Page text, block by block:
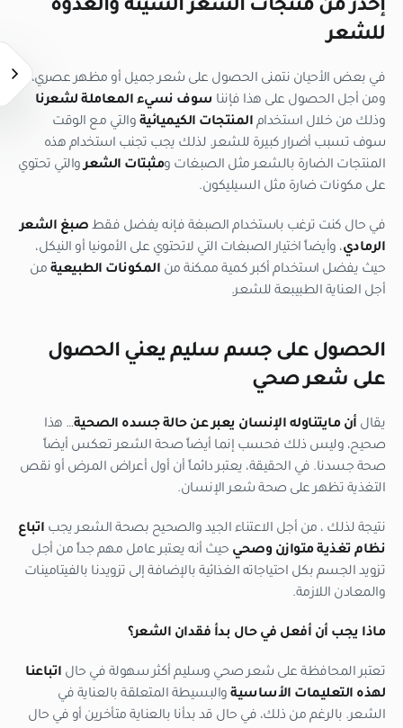
إحذر من منتجات الشعر السيئة والعدوة
للشعر
في بعض الأحيان نتمنى الحصول على شعر جميل أو مظهر عصري،
ومن أجل الحصول على هذا فإننا سوف نسيء المعاملة لشعرنا
وذلك من خلال استخدام المنتجات الكيميائية والتي مع الوقت
سوف تسبب أضرار كبيرة للشعر. لذلك يجب تجنب استخدام هذه
المنتجات الضارة بالشعر مثل الصبغات ومثبتات الشعروالتي تحتوي
على مكونات ضارة مثل السيليكون.
في حال كنت ترغب باستخدام الصبغة فإنه يفضل فقط صبغ الشعر
الرمادي، وأيضاً اختيار الصبغات التي لاتحتوي على الأمونيا أو النيكل،
حيث يفضل استخدام أكبر كمية ممكنة من المكونات الطبيعية من
أجل العناية الطبيبعة للشعر.
الحصول على جسم سليم يعني الحصول
على شعر صحي
يقال أن مايتناوله الإنسان يعبر عن حالة جسده الصحية… هذا
صحيح، وليس ذلك فحسب إنما أيضاً صحة الشعر تعكس أيضاً
صحة جسدنا. في الحقيقة، يعتبر دائماً أن أول أعراض المرض أو نقص
التغذية تظهر على صحة شعر الإنسان.
نتيجة لذلك ، من أجل الاعتناء الجيد والصحيح بصحة الشعر يجب اتباع
نظام تغذية متوازن وصحي حيث أنه يعتبر عامل مهم جداً من أجل
تزويد الجسم بكل احتياجاته الغذائية بالإضافة إلى تزويدنا بالفيتامينات
والمعادن اللازمة.
ماذا يجب أن أفعل في حال بدأ فقدان الشعر؟
تعتبر المحافظة على شعر صحي وسليم أكثر سهولة في حال اتباعنا
لهذه التعليمات الأساسية والبسيطة المتعلقة بالعناية في
الشعر. بالرغم من ذلك، في حال قد بدأنا بالعناية متأخرين أو في حال